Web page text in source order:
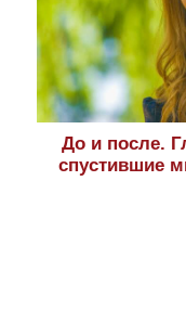
До и после.
спустившие